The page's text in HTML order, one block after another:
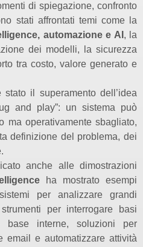
di spiegazione, confronto
stati affrontati temi come la
automazione e AI , la
dei modelli, la sicurezza
tra costo, valore generato e
il superamento dell’idea
and play”: un sistema può
ma operativamente sbagliato,
definizione del problema, dei
anche alle dimostrazioni
ha mostrato esempi
per analizzare grandi
per interrogare basi
base interne, soluzioni per
email e automatizzare attività